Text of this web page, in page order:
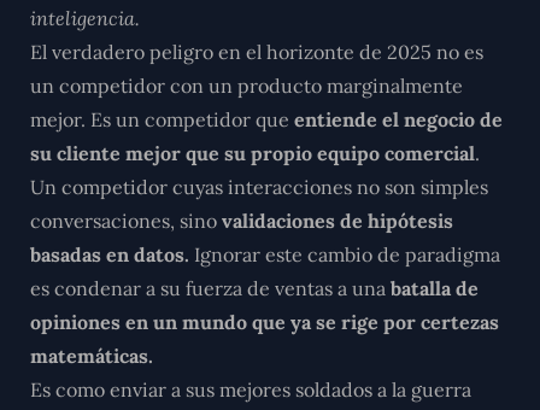
inteligencia.
El verdadero peligro en el horizonte de 2025 no es
un competidor con un producto marginalmente
mejor. Es un competidor que entiende el negocio de
su cliente mejor que su propio equipo comercial.
Un competidor cuyas interacciones no son simples
conversaciones, sino validaciones de hipótesis
basadas en datos. Ignorar este cambio de paradigma
es condenar a su fuerza de ventas a una batalla de
opiniones en un mundo que ya se rige por certezas
matemáticas.
Es como enviar a sus mejores soldados a la guerra